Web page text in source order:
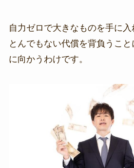
自力ゼロで大きなものを手に
とんでもない代償を背負うこ
に向かうわけです。